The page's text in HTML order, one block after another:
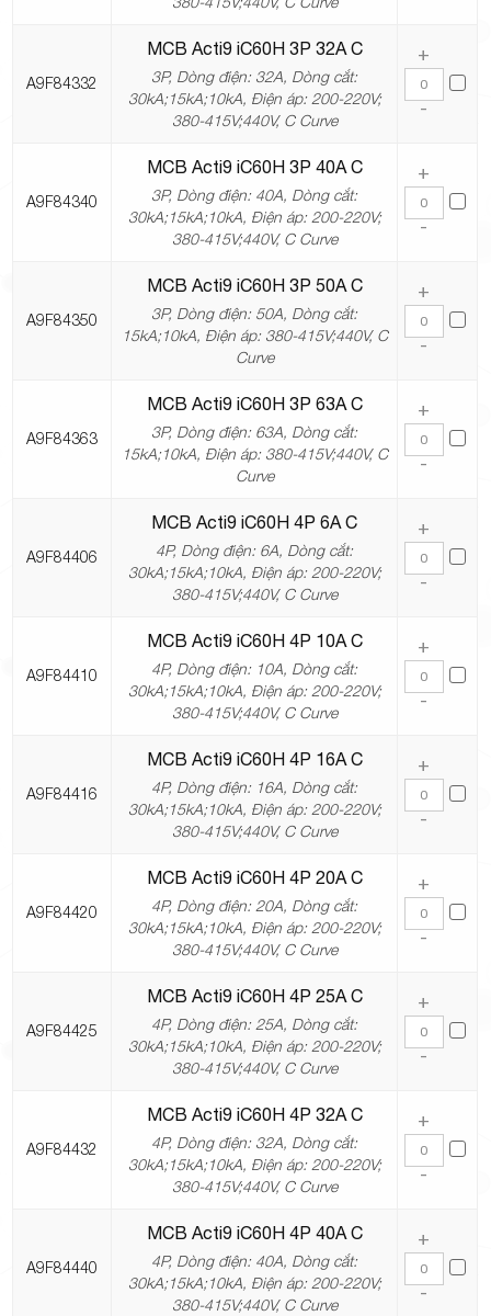
A9F84332
MCB Acti9 iC60H 3P 32A C
3P, Dòng điện: 32A, Dòng cắt:
30kA;15kA;10kA, Điện áp: 200-220V;
380-415V;440V, C Curve
+
-
A9F84340
MCB Acti9 iC60H 3P 40A C
3P, Dòng điện: 40A, Dòng cắt:
30kA;15kA;10kA, Điện áp: 200-220V;
380-415V;440V, C Curve
+
-
A9F84350
MCB Acti9 iC60H 3P 50A C
3P, Dòng điện: 50A, Dòng cắt:
15kA;10kA, Điện áp: 380-415V;440V, C
Curve
+
-
A9F84363
MCB Acti9 iC60H 3P 63A C
3P, Dòng điện: 63A, Dòng cắt:
15kA;10kA, Điện áp: 380-415V;440V, C
Curve
+
-
A9F84406
MCB Acti9 iC60H 4P 6A C
4P, Dòng điện: 6A, Dòng cắt:
30kA;15kA;10kA, Điện áp: 200-220V;
380-415V;440V, C Curve
+
-
A9F84410
MCB Acti9 iC60H 4P 10A C
4P, Dòng điện: 10A, Dòng cắt:
30kA;15kA;10kA, Điện áp: 200-220V;
380-415V;440V, C Curve
+
-
A9F84416
MCB Acti9 iC60H 4P 16A C
4P, Dòng điện: 16A, Dòng cắt:
30kA;15kA;10kA, Điện áp: 200-220V;
380-415V;440V, C Curve
+
-
A9F84420
MCB Acti9 iC60H 4P 20A C
4P, Dòng điện: 20A, Dòng cắt:
30kA;15kA;10kA, Điện áp: 200-220V;
380-415V;440V, C Curve
+
-
A9F84425
MCB Acti9 iC60H 4P 25A C
4P, Dòng điện: 25A, Dòng cắt:
30kA;15kA;10kA, Điện áp: 200-220V;
380-415V;440V, C Curve
+
-
A9F84432
MCB Acti9 iC60H 4P 32A C
4P, Dòng điện: 32A, Dòng cắt:
30kA;15kA;10kA, Điện áp: 200-220V;
380-415V;440V, C Curve
+
-
A9F84440
MCB Acti9 iC60H 4P 40A C
4P, Dòng điện: 40A, Dòng cắt:
30kA;15kA;10kA, Điện áp: 200-220V;
380-415V;440V, C Curve
+
-